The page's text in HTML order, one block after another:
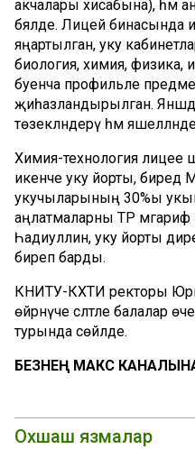
акчалары хисабына), һәм
бәяләде. Лицей бинасында
яңартылган, уку
биология, химия, физика,
буенча профильле
җиһазландырылган.
төзекләндерү һәм
Химия-технология лицее
икенче уку йорты,
укучыларының 30%ы
аңлатмаларны ТР мәгариф
Һадиуллин, уку йорты
биреп барды.
КНИТУ-КХТИ ректоры
өйрәнүче сәләтле балалар
турында сөйләде.
БЕЗНЕҢ МАКС
Охшаш язмалар